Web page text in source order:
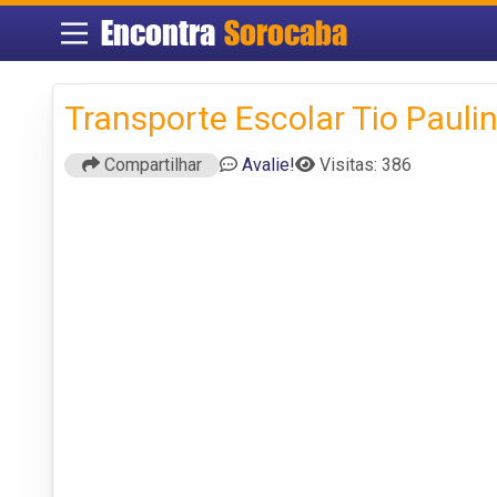
Encontra Sorocaba
Transporte Escolar Tio
Compartilhar Avalie! Visitas: 386